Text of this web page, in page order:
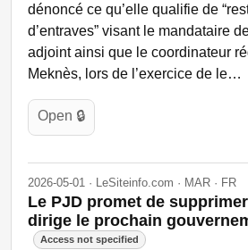
dénoncé ce qu’elle qualifie de
d’entraves” visant le mandataire
adjoint ainsi que le coordinateur
Meknès, lors de l’exercice de le…
Open 🔒
2026-05-01 · LeSiteinfo.com · MAR · FR
Le PJD promet de
dirige le prochain
Access not specified